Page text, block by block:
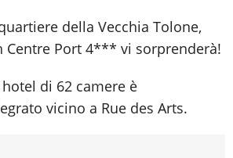
della Vecchia Tolone,
Centre Port 4*** vi sorprenderà!
di 62 camere è
vicino a Rue des Arts.